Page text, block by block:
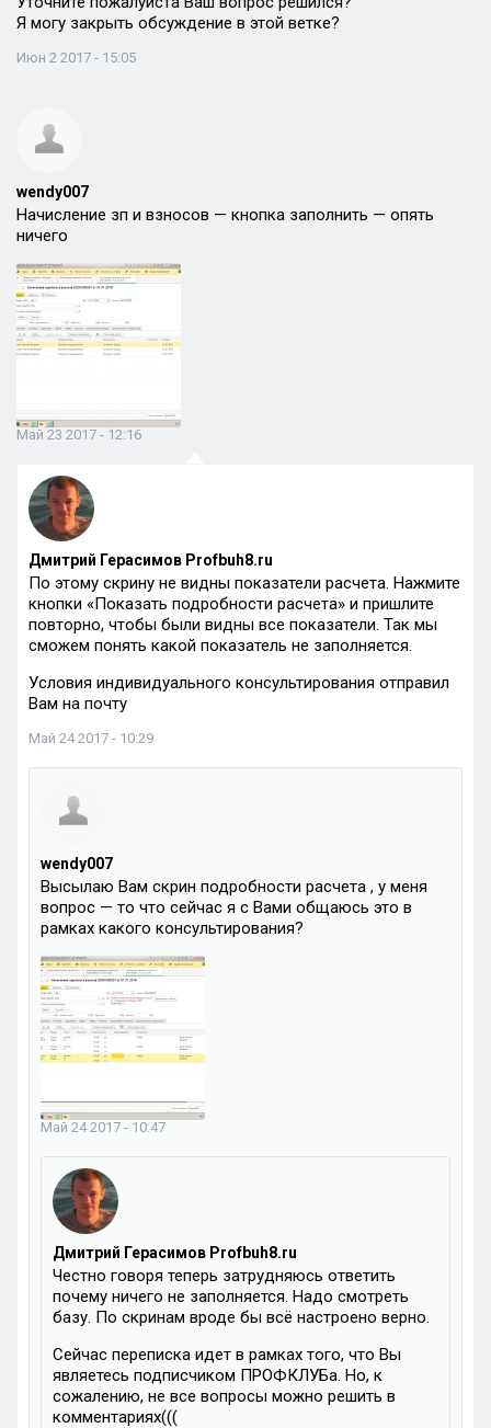
Я могу закрыть обсуждение в этой ветке?
Июн 2 2017 - 15:05
wendy007
Начисление зп и взносов — кнопка заполнить — опять
ничего
Май 23 2017 - 12:16
Дмитрий Герасимов Profbuh8.ru
По этому скрину не видны показатели расчета. Нажмите
кнопки «Показать подробности расчета» и пришлите
повторно, чтобы были видны все показатели. Так мы
сможем понять какой показатель не заполняется.
Условия индивидуального консультирования отправил
Вам на почту
Май 24 2017 - 10:29
wendy007
Высылаю Вам скрин подробности расчета , у меня
вопрос — то что сейчас я с Вами общаюсь это в
рамках какого консультирования?
Май 24 2017 - 10:47
Дмитрий Герасимов Profbuh8.ru
Честно говоря теперь затрудняюсь ответить
почему ничего не заполняется. Надо смотреть
базу. По скринам вроде бы всё настроено верно.
Сейчас переписка идет в рамках того, что Вы
являетесь подписчиком ПРОФКЛУБа. Но, к
сожалению, не все вопросы можно решить в
комментариях(((